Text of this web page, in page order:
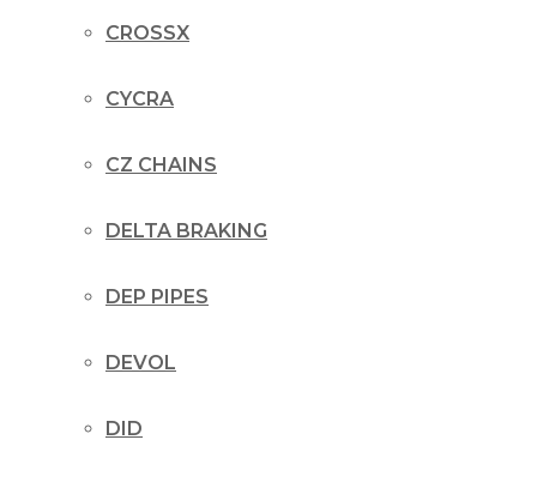
CROSSX
CYCRA
CZ CHAINS
DELTA BRAKING
DEP PIPES
DEVOL
DID